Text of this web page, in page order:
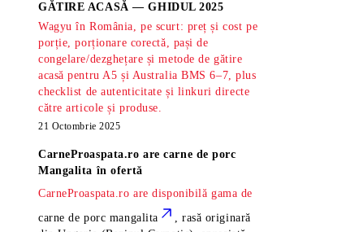
GĂTIRE ACASĂ — GHIDUL 2025
Wagyu în România, pe scurt: preț și cost pe
porție, porționare corectă, pași de
congelare/dezghețare și metode de gătire
acasă pentru A5 și Australia BMS 6–7, plus
checklist de autenticitate și linkuri directe
către articole și produse.
21 Octombrie 2025
CarneProaspata.ro arecarne de porc
Mangalita în ofertă
CarneProaspata.ro are disponibilă gama de
carne de porc mangalita
, rasă originară